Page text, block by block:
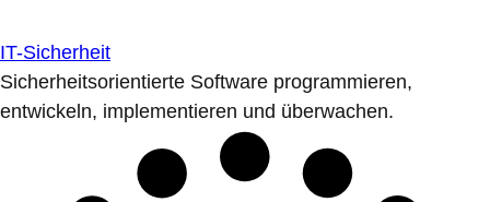
IT-Sicherheit
Sicherheitsorientierte Software programmieren,
entwickeln, implementieren und überwachen.